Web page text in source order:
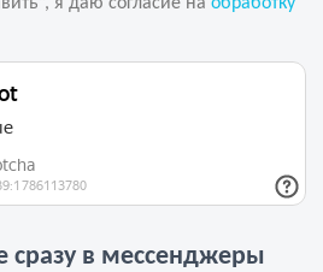
сразу в мессенджеры